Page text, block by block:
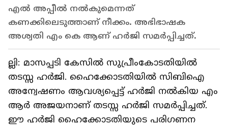
എൽ അപ്പീൽ നൽകുമെന്നത്
കണക്കിലെടുത്താണ് നീക്കം. അഭിഭാഷക
അശ്വതി എം കെ ആണ് ഹർജി സമർപ്പിച്ചത്.
ല്ലി: മാസപ്പടി കേസിൽ സുപ്രീംകോടതിയിൽ
തടസ്സ ഹർജി. ഹൈക്കോടതിയിൽ സിബിഐ
അന്വേഷണം ആവശ്യപ്പെട്ട് ഹർജി നൽകിയ എം
ആർ അജയനാണ് തടസ്സ ഹർജി സമർപ്പിച്ചത്.
ഈ ഹർജി ഹൈക്കോടതിയുടെ പരിഗണന